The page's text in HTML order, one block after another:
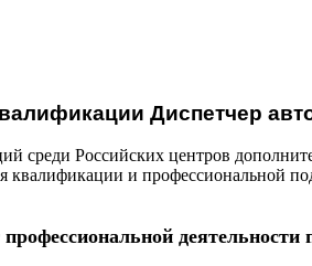
Диспетчер
Российских центров
и профессиональной
деятельности